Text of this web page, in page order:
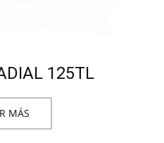
125TL
MÁS